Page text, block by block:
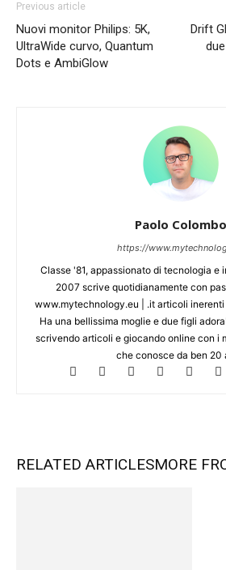
Previous article
Nuovi monitor Philips: 5K,
UltraWide curvo, Quantum
Dots e AmbiGlow
Drift
Paolo Colombo
https://
Classe '81, appassionato di tecnologia e
2007 scrive quotidianamente con
www.mytechnology.eu | .it articoli
Ha una bellissima moglie e due figli
scrivendo articoli e giocando online con i
che conosce da ben 20
RELATED ARTICLESMORE